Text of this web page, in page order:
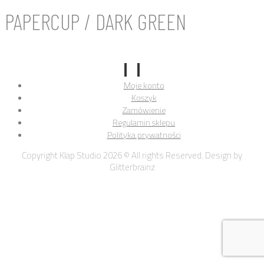
PAPERCUP / DARK GREEN
Moje konto
Koszyk
Zamówienie
Regulamin sklepu
Polityka prywatności
Copyright Klap Studio 2026 © All rights Reserved. Design by
Glitterbrainz